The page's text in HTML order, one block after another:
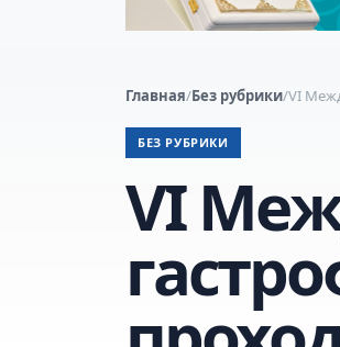
Главная/Без рубрики/VI
БЕЗ РУБРИКИ
VI